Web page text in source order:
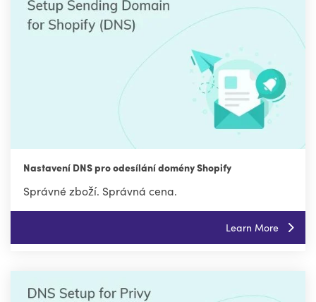
Nastavení DNS pro odesílání domény Shopify
Správné zboží. Správná cena.
Learn More